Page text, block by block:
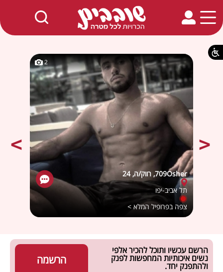
חמים באתר
2
709Osher, רווק/ה, 24
תל אביב-יפו
צפה בפרופיל המלא >
הרשמה
הרשם עכשיו ותוכל להכיר אלפי
נשים איכותיות המחפשות לפנק
ולהתפנק יחד.